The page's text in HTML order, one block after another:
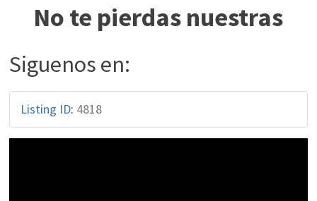
No te pierdas nuestras
Siguenos en:
Listing ID: 4818